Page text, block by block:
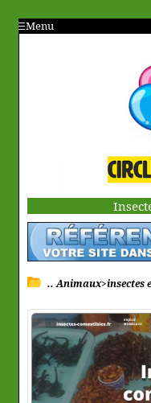
Menu
.. Animaux>insectes